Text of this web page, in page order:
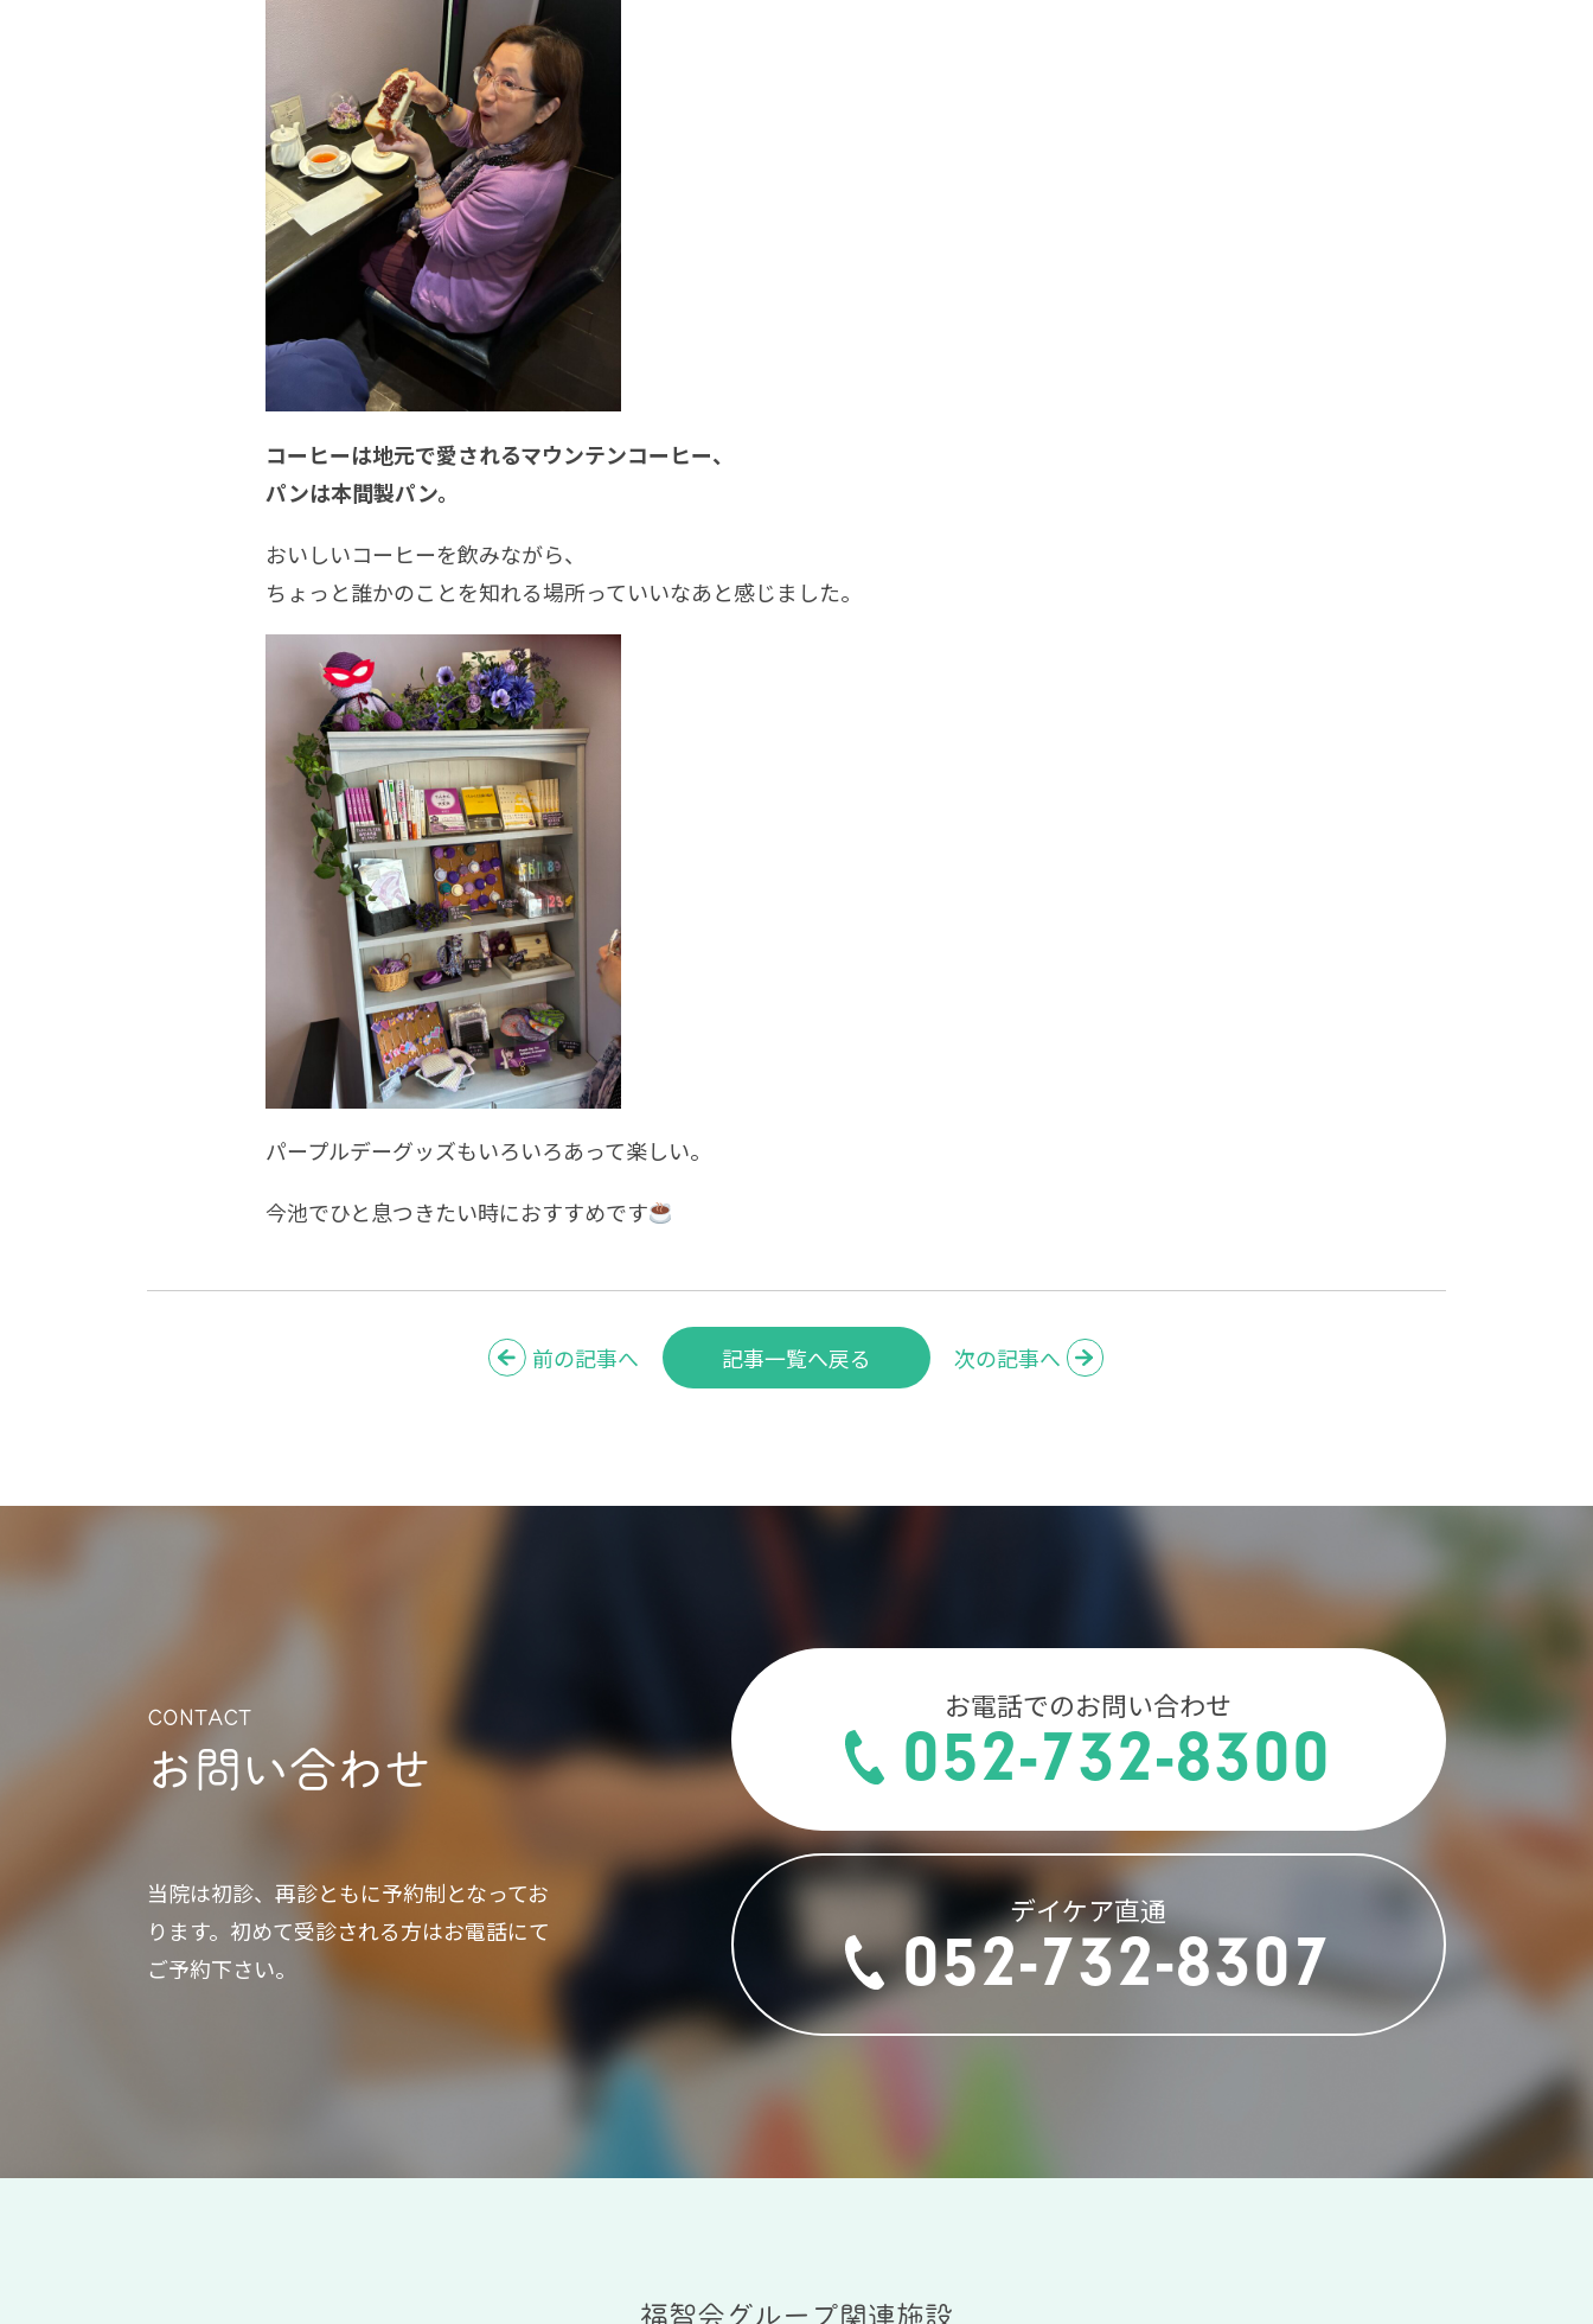
コーヒーは地元で愛されるマウンテンコーヒー、
パンは本間製パン。
おいしいコーヒーを飲みながら、
ちょっと誰かのことを知れる場所っていいなあと感じました。
パープルデーグッズもいろいろあって楽しい。
今池でひと息つきたい時におすすめです
前の記事へ 記事一覧へ戻る 次の記事へ
CONTACT
お問い合わせ
当院は初診、再診ともに予約制となってお
ります。初めて受診される方はお電話にて
ご予約下さい。
お電話でのお問い合わせ
052-732-8300
デイケア直通
052-732-8307
福智会グループ関連施設